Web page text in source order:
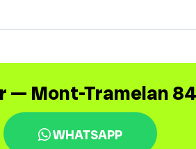
— Mont-Tramelan
WHATSAPP